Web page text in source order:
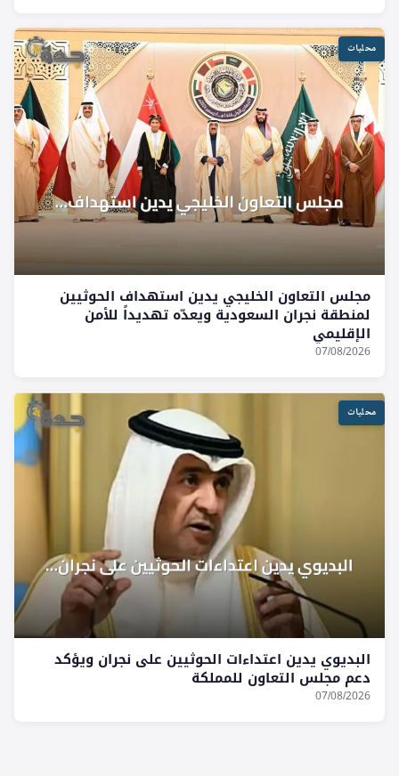
محليات
مجلس التعاون الخليجي يدين استهداف الحوثيين
لمنطقة نجران السعودية ويعدّه تهديداً للأمن
الإقليمي
07/08/2026
محليات
البديوي يدين اعتداءات الحوثيين على نجران ويؤكد
دعم مجلس التعاون للمملكة
07/08/2026